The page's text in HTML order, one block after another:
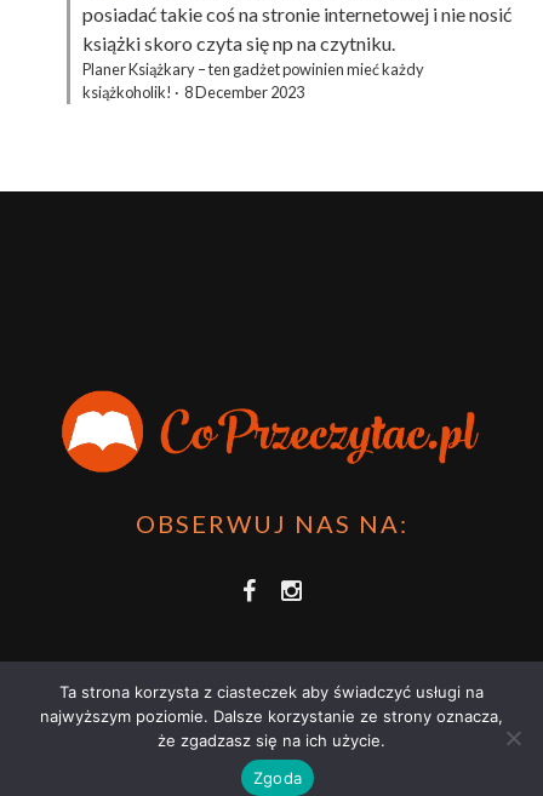
posiadać takie coś na stronie internetowej i nie nosić
książki skoro czyta się np na czytniku.
Planer Książkary – ten gadżet powinien mieć każdy
książkoholik! · 8 December 2023
OBSERWUJ NAS NA:
COPRZECZYTAĆ.PL 2021 | STRONA WYKORZYSTUJE PLIKI COOKIES |
POLITYKĄ PRYWATNOŚCI
Ta strona korzysta z ciasteczek aby świadczyć usługi na
najwyższym poziomie. Dalsze korzystanie ze strony oznacza,
że zgadzasz się na ich użycie.
Zgoda